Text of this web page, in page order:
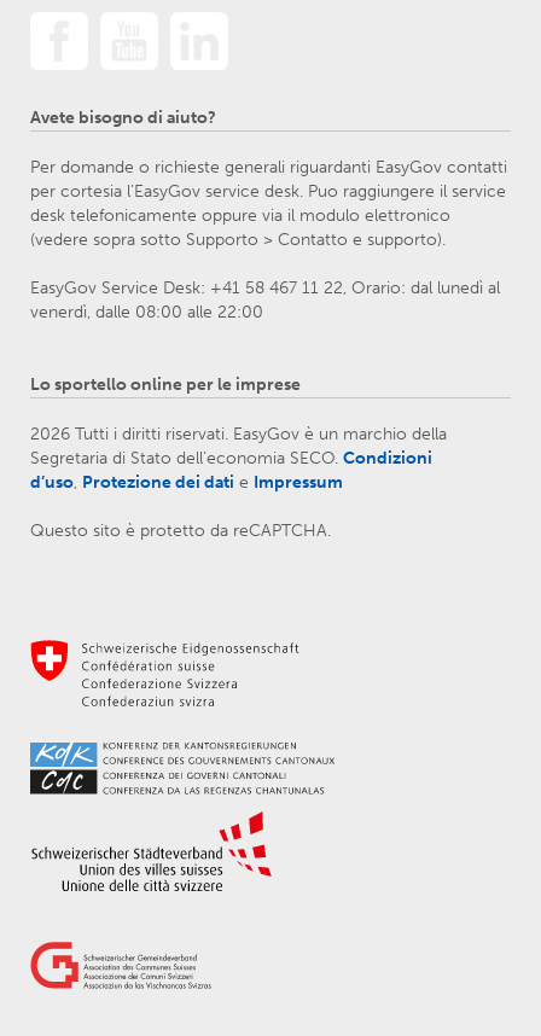
Avete bisogno di aiuto?
Per domande o richieste generali riguardanti EasyGov contatti
per cortesia l’EasyGov service desk. Puo raggiungere il service
desk telefonicamente oppure via il modulo elettronico
(vedere sopra sotto Supporto > Contatto e supporto).
EasyGov Service Desk: +41 58 467 11 22, Orario: dal lunedì al
venerdì, dalle 08:00 alle 22:00
Lo sportello online per le imprese
2026 Tutti i diritti riservati. EasyGov è un marchio della
Segretaria di Stato dell’economia SECO. Condizioni
d’uso, Protezione dei dati e Impressum
Questo sito è protetto da reCAPTCHA.